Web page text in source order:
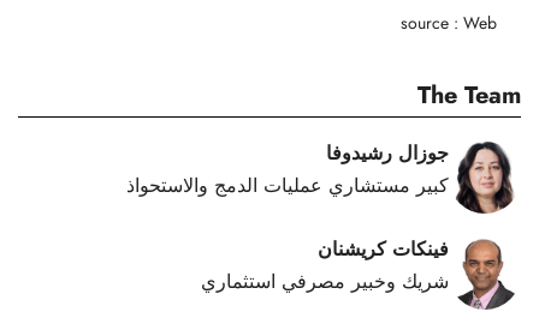
source : Web
The Team
جوزال رشيدوفا
كبير مستشاري عمليات الدمج والاستحواذ
فينكات كريشنان
شريك وخبير مصرفي استثماري